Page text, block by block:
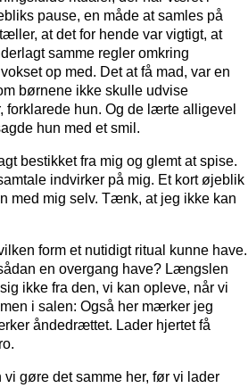
pause, en måde at samles på
at det for hende var vigtigt, at
samme regler omkring
op med. Det at få mad, var en
børnene ikke skulle udvise
forklarede hun. Og de lærte alligevel
hun med et smil.
bestikket fra mig og glemt at spise.
indvirker på mig. Et kort øjeblik
med mig selv. Tænk, at jeg ikke kan
form et nutidigt ritual kunne have.
en overgang have? Længslen
ikke fra den, vi kan opleve, når vi
i salen: Også her mærker jeg
åndedrættet. Lader hjertet få
gøre det samme her, før vi lader